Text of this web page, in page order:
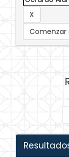
Comenzar